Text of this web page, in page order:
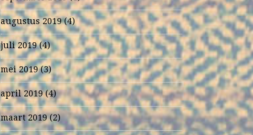
augustus 2019(4)
juli 2019(4)
mei 2019(3)
april 2019(4)
maart 2019(2)